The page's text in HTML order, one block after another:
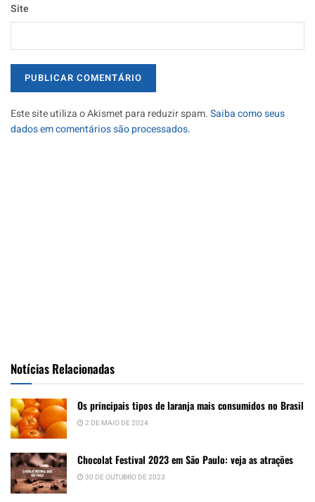
Site
Este site utiliza o Akismet para reduzir spam.Saiba como seus
dados em comentários são processados.
Notícias Relacionadas
Os principais tipos de laranja mais consumidos no Brasil
2 DE MAIO DE 2024
Chocolat Festival 2023 em São Paulo: veja as atrações
30 DE OUTUBRO DE 2023